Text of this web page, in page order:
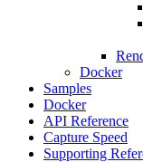
Docker
Samples
Docker
API Reference
Capture Speed
Supporting